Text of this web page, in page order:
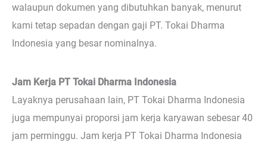
walaupun dokumen yang dibutuhkan banyak, menurut
kami tetap sepadan dengan gaji PT. Tokai Dharma
Indonesia yang besar nominalnya.
Jam Kerja PT Tokai Dharma Indonesia
Layaknya perusahaan lain, PT Tokai Dharma Indonesia
juga mempunyai proporsi jam kerja karyawan sebesar 40
jam perminggu. Jam kerja PT Tokai Dharma Indonesia